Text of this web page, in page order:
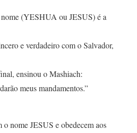
(YESHUA ou JESUS) é a
e verdadeiro com o Salvador,
ensinou o Mashiach:
meus mandamentos.”
o nome JESUS e obedecem aos